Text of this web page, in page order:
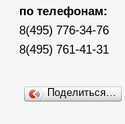
по телефонам:
8(495) 776-34-76
8(495) 761-41-31
Поделиться…